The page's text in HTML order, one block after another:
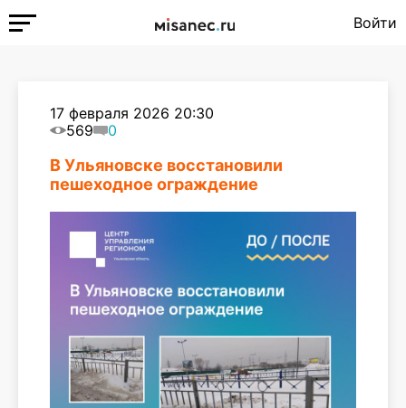
Войти
17 февраля 2026 20:30
569
0
В Ульяновске восстановили
пешеходное ограждение